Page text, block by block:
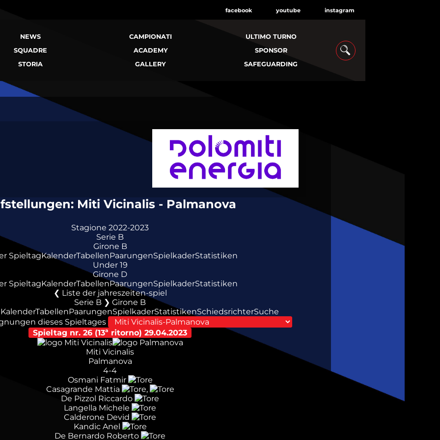
facebook youtube instagram
NEWS CAMPIONATI
ULTIMO TURNO
SQUADRE
ACADEMY
SPONSOR
STORIA
GALLERY SAFEGUARDING
Miti Vicinalis - Palmanova
Stagione 2022-2023
Serie B
Girone B
SpieltagKalenderTabellenPaarungenSpielkaderStatistiken
Under 19
Girone D
SpieltagKalenderTabellenPaarungenSpielkaderStatistiken
Liste der jahreszeiten-spiel
Serie B ❯ Girone B
KalenderTabellenPaarungenSpielkaderStatistikenSchiedsrichterSuche
dieses Spieltages
Spieltag nr. 26 (13ª ritorno) 29.04.2023
Miti Vicinalis
Palmanova
4-4
Osmani Fatmir
Casagrande Mattia
,
De Pizzol Riccardo
Langella Michele
Calderone Devid
Kandic Anel
De Bernardo Roberto